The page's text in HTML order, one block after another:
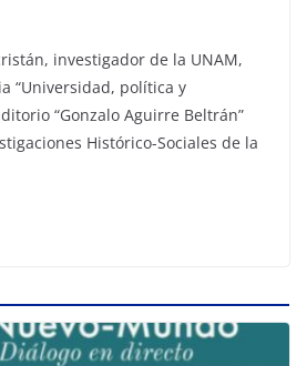
investigador de la UNAM,
“Universidad, política y
“Gonzalo Aguirre Beltrán”
Histórico-Sociales de la